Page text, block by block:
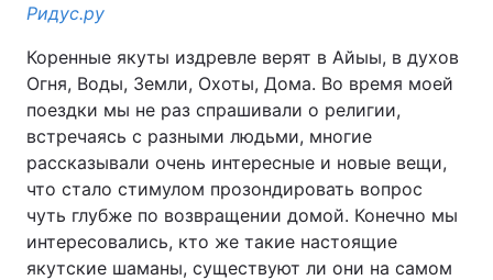
Ридус.ру
Коренные якуты издревле верят в Айыы, в духов
Огня, Воды, Земли, Охоты, Дома. Во время моей
поездки мы не раз спрашивали о религии,
встречаясь с разными людьми, многие
рассказывали очень интересные и новые вещи,
что стало стимулом прозондировать вопрос
чуть глубже по возвращении домой. Конечно мы
интересовались, кто же такие настоящие
якутские шаманы, существуют ли они на самом